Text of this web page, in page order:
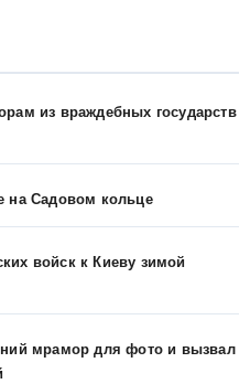
из враждебных государств
на Садовом кольце
войск к Киеву зимой
мрамор для фото и вызвал